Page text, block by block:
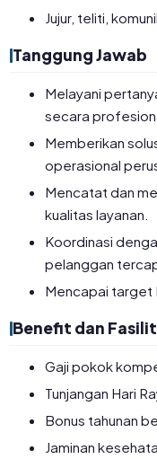
Jujur, teliti,
Tanggung Jawab
Melayani
secara
Memberikan
operasional
Mencatat dan
kualitas layanan.
Koordinasi
pelanggan
Mencapai target
Benefit dan
Gaji pokok
Tunjangan Hari
Bonus tahunan
Jaminan